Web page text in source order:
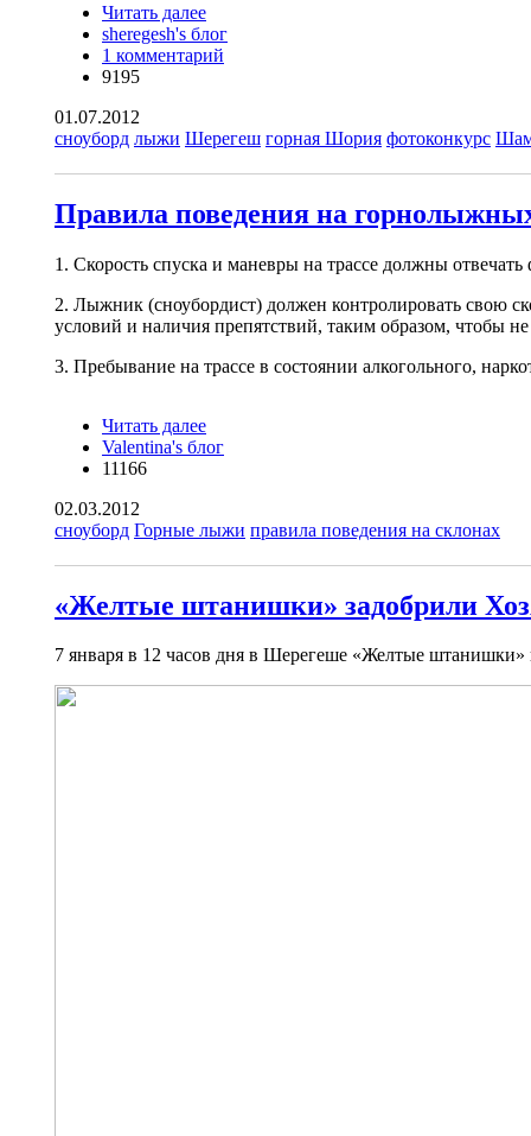
Читать далее
определит лучшего горнолыжника в
Шерегеше
sheregesh's блог
1 комментарий
9195
01.07.2012
сноуборд лыжи Шерегеш горная Шория фотоконкурс
Правила поведения на
1. Скорость спуска и маневры на трассе должны
2. Лыжник (сноубордист) должен контролировать свою
условий и наличия препятствий, таким образом, чтобы
3. Пребывание на трассе в состоянии алкогольного,
Читать далее
склонах
Valentina's блог
11166
02.03.2012
сноуборд Горные лыжи правила поведения на склонах
«Желтые штанишки» задобрили
7 января в 12 часов дня в Шерегеше «Желтые